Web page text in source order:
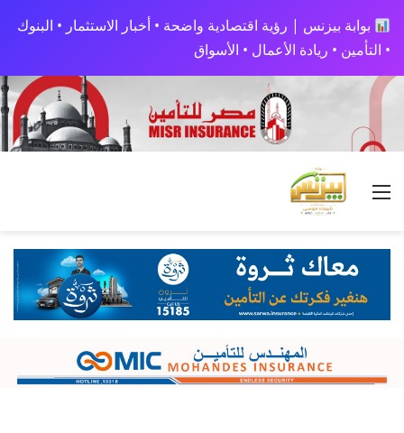
بوابة بيزنس | رؤية اقتصادية واضحة • أخبار الاستثمار • البنوك
• التأمين • ريادة الأعمال • الأسواق
القائمة